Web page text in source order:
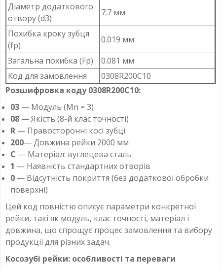
Діаметр додаткового
отвору (d3)
7.7 мм
Похибка кроку зубця
(fp)
0.019 мм
Загальна похибка (Fp)
0.081 мм
Код для замовлення
0308R200C10
Розшифровка коду 0308R200C10:
03 — Модуль (Mn = 3)
08 — Якість (8-й клас точності)
R — Правосторонні косі зубці
200— Довжина рейки 2000 мм
C — Матеріал: вуглецева сталь
1 — Наявність стандартних отворів
0 — Відсутність покриття (без додаткової обробки
поверхні)
Цей код повністю описує параметри конкретної
рейки, такі як модуль, клас точності, матеріал і
довжина, що спрощує процес замовлення та вибору
продукції для різних задач.
Косозубі рейки: особливості та переваги